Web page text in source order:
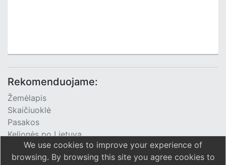
Rekomenduojame:
Žemėlapis
Skaičiuoklė
Pasakos
Kelionės po Lietuvą
TV Programa
We use cookies to improve your experience of
browsing. By browsing this site you agree cookies to